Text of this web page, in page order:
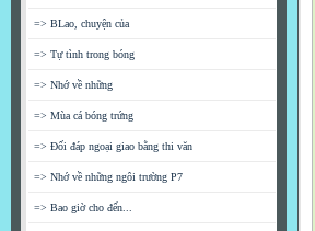
=> BLao, chuyện của
=> Tự tình trong bóng
=> Nhớ về những
=> Mùa cá bóng trứng
=> Đối đáp ngoại giao bằng thi văn
=> Nhớ về những ngôi trường P7
=> Bao giờ cho đến...